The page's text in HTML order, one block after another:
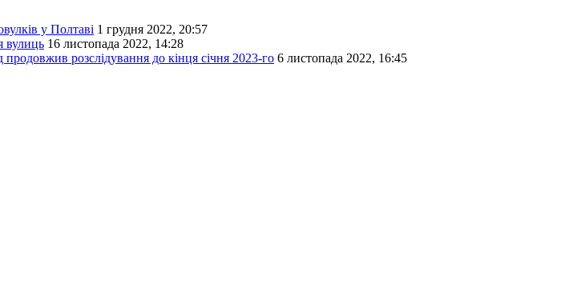
у Полтаві 1 грудня 2022, 20:57
вулиць 16 листопада 2022, 14:28
розслідування до кінця січня 2023-го 6 листопада 2022, 16:45